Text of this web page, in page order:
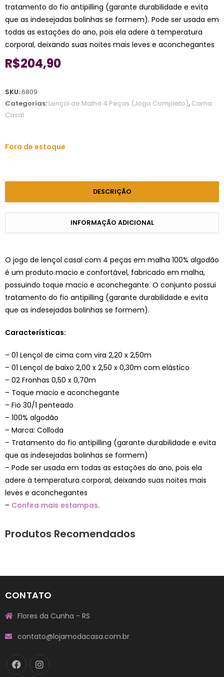
tratamento do fio antipilling (garante durabilidade e evita
que as indesejadas bolinhas se formem). Pode ser usada em
todas as estações do ano, pois ela adere à temperatura
corporal, deixando suas noites mais leves e aconchegantes
R$204,90
SKU:6809
Categorias: Lençol de Malha 4 Peças (Jogo Completo), Cama
Casal
Fora de estoque
DESCRIÇÃO
INFORMAÇÃO ADICIONAL
O jogo de lençol casal com 4 peças em malha 100% algodão
é um produto macio e confortável, fabricado em malha,
possuindo toque macio e aconchegante. O conjunto possui
tratamento do fio antipilling (garante durabilidade e evita
que as indesejadas bolinhas se formem).
Características:
– 01 Lençol de cima com vira 2,20 x 2,50m
– 01 Lençol de baixo 2,00 x 2,50 x 0,30m com elástico
– 02 Fronhas 0,50 x 0,70m
– Toque macio e aconchegante
– Fio 30/1 penteado
– 100% algodão
– Marca: Colloda
– Tratamento do fio antipilling (garante durabilidade e evita
que as indesejadas bolinhas se formem)
– Pode ser usada em todas as estações do ano, pois ela
adere à temperatura corporal, deixando suas noites mais
leves e aconchegantes
– Confira mais estampas.
Produtos Recomendados
CONTATO
Flores da Cunha - RS
contato@lojamodacasa.com.br